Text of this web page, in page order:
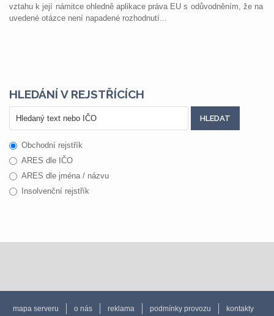
vztahu k její námitce ohledně aplikace práva EU s odůvodněním, že na
uvedené otázce není napadené rozhodnutí...
HLEDÁNÍ V REJSTŘÍCÍCH
Obchodní rejstřík
ARES dle IČO
ARES dle jména / názvu
Insolvenční rejstřík
mapa serveru o nás reklama podmínky provozu kontakty